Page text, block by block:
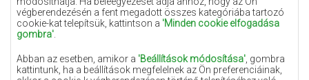
végberendezésén a fent megadott összes kategóriába tartozó
cookie-kat telepítsük, kattintson a 'Minden cookie elfogadása
gombra'
Abban az esetben, amikor a 'Beállítások módosítása' , gombra
kattintunk, ha a beállítások megfelelnek az Ön preferenciáinak,
Narancssárga szőnyegek
Rózsaszín szőnyegek
Terrakotta szőnyegek